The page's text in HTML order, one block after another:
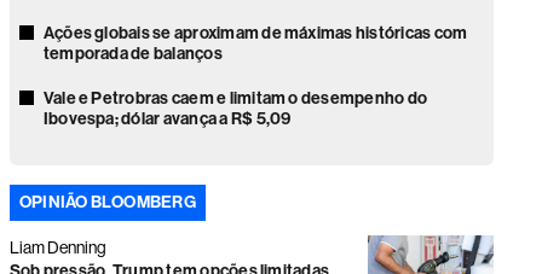
Ações globais se aproximam de máximas históricas com
temporada de balanços
Vale e Petrobras caem e limitam o desempenho do
Ibovespa; dólar avança a R$ 5,09
pressão sobre mercados
disputa presidencial acirrada
OPINIÃO BLOOMBERG
Liam Denning